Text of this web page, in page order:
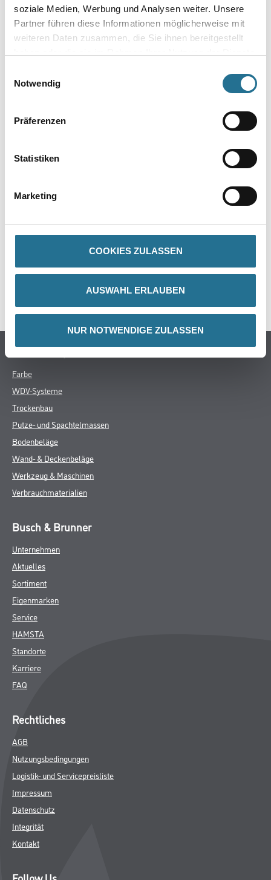
soziale Medien, Werbung und Analysen weiter. Unsere
Partner führen diese Informationen möglicherweise mit
weiteren Daten zusammen, die Sie ihnen bereitgestellt
Notwendig
Präferenzen
Statistiken
Marketing
COOKIES ZULASSEN
AUSWAHL ERLAUBEN
NUR NOTWENDIGE ZULASSEN
Umrechnungsfaktoren
PRODUKTEIGENSCHAFTEN
ZUSATZINFOS
GEFAHRENHINWEISE
SPEZIFIKATIONEN
Online-Shop
Farbe
WDV-Systeme
Trockenbau
Putze- und Spachtelmassen
Bodenbeläge
Wand- & Deckenbeläge
Werkzeug & Maschinen
Verbrauchmaterialien
Busch & Brunner
Unternehmen
Aktuelles
Sortiment
Eigenmarken
Service
HAMSTA
Standorte
Karriere
FAQ
Rechtliches
AGB
Nutzungsbedingungen
Logistik- und Servicepreisliste
Impressum
Datenschutz
Integrität
Kontakt